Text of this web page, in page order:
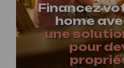
Financez
home
une
pour